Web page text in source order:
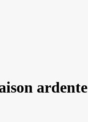
ardente